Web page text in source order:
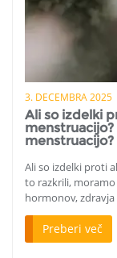
3. DECEMBRA 2025
Ali so izdelki
menstruacijo?
Ali so izdelki proti
to razkrili,
hormonov,
Preberi več